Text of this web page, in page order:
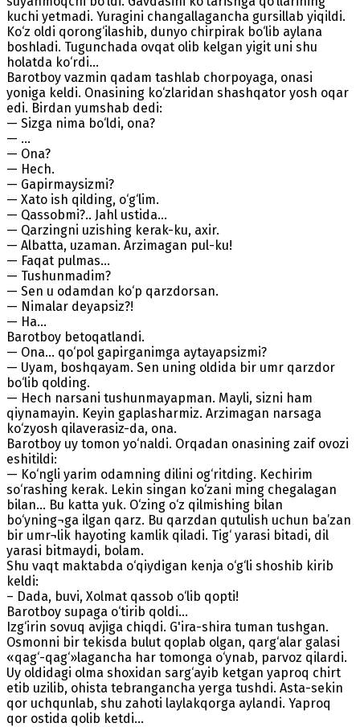
kuchi yetmadi. Yuragini changallagancha gursillab yiqildi.
Ko‘z oldi qorong‘ilashib, dunyo chirpirak bo‘lib aylana
boshladi. Tugunchada ovqat olib kelgan yigit uni shu
holatda ko‘rdi...
Barotboy vazmin qadam tashlab chorpoyaga, onasi
yoniga keldi. Onasining ko‘zlaridan shashqator yosh oqar
edi. Birdan yumshab dedi:
— Sizga nima bo‘ldi, ona?
— ...
— Ona?
— Hech.
— Gapirmaysizmi?
— Xato ish qilding, o‘g‘lim.
— Qassobmi?.. Jahl ustida...
— Qarzingni uzishing kerak-ku, axir.
— Albatta, uzaman. Arzimagan pul-ku!
— Faqat pulmas...
— Tushunmadim?
— Sen u odamdan ko‘p qarzdorsan.
— Nimalar deyapsiz?!
— Ha...
Barotboy betoqatlandi.
— Ona... qo‘pol gapirganimga aytayapsizmi?
— Uyam, boshqayam. Sen uning oldida bir umr qarzdor
bo‘lib qolding.
— Hech narsani tushunmayapman. Mayli, sizni ham
qiynamayin. Keyin gaplasharmiz. Arzimagan narsaga
ko‘zyosh qilaverasiz-da, ona.
Barotboy uy tomon yo‘naldi. Orqadan onasining zaif ovozi
eshitildi:
— Ko‘ngli yarim odamning dilini og‘ritding. Kechirim
so‘rashing kerak. Lekin singan ko‘zani ming chegalagan
bilan... Bu katta yuk. O‘zing o‘z qilmishing bilan
bo‘yning¬ga ilgan qarz. Bu qarzdan qutulish uchun ba’zan
bir umr¬lik hayoting kamlik qiladi. Tig‘ yarasi bitadi, dil
yarasi bitmaydi, bolam.
Shu vaqt maktabda o‘qiydigan kenja o‘g‘li shoshib kirib
keldi:
– Dada, buvi, Xolmat qassob o‘lib qopti!
Barotboy supaga o‘tirib qoldi...
Izg‘irin sovuq avjiga chiqdi. G'ira-shira tuman tushgan.
Osmonni bir tekisda bulut qoplab olgan, qarg‘alar galasi
«qag‘-qag‘»lagancha har tomonga o‘ynab, parvoz qilardi.
Uy oldidagi olma shoxidan sarg‘ayib ketgan yaproq chirt
etib uzilib, ohista tebrangancha yerga tushdi. Asta-sekin
qor uchqunlab, shu zahoti laylakqorga aylandi. Yaproq
qor ostida qolib ketdi...